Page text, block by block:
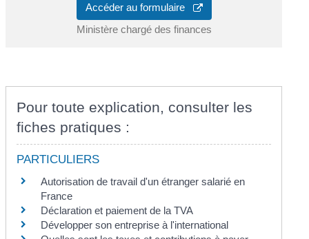
Accéder au formulaire
Ministère chargé des finances
Pour toute explication, consulter les
fiches pratiques :
PARTICULIERS
Autorisation de travail d'un étranger salarié en
France
Déclaration et paiement de la TVA
Développer son entreprise à l'international